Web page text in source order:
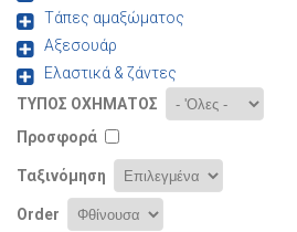
Τάπες αμαξώματος
Αξεσουάρ
Ελαστικά & ζάντες
ΤΎΠΟΣ ΟΧΉΜΑΤΟΣ
Προσφορά
Ταξινόμηση
Order